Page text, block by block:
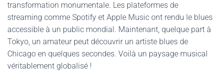
transformation monumentale. Les plateformes de
streaming comme Spotify et Apple Music ont rendu le blues
accessible à un public mondial. Maintenant, quelque part à
Tokyo, un amateur peut découvrir un artiste blues de
Chicago en quelques secondes. Voilà un paysage musical
véritablement globalisé !